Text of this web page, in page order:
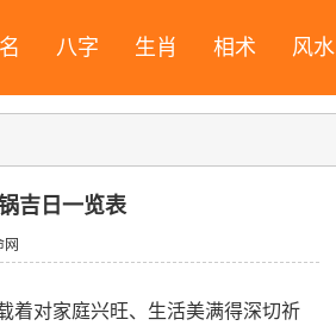
八字 生肖 相术 风水
吉日一览表
网
着对家庭兴旺、生活美满得深切祈